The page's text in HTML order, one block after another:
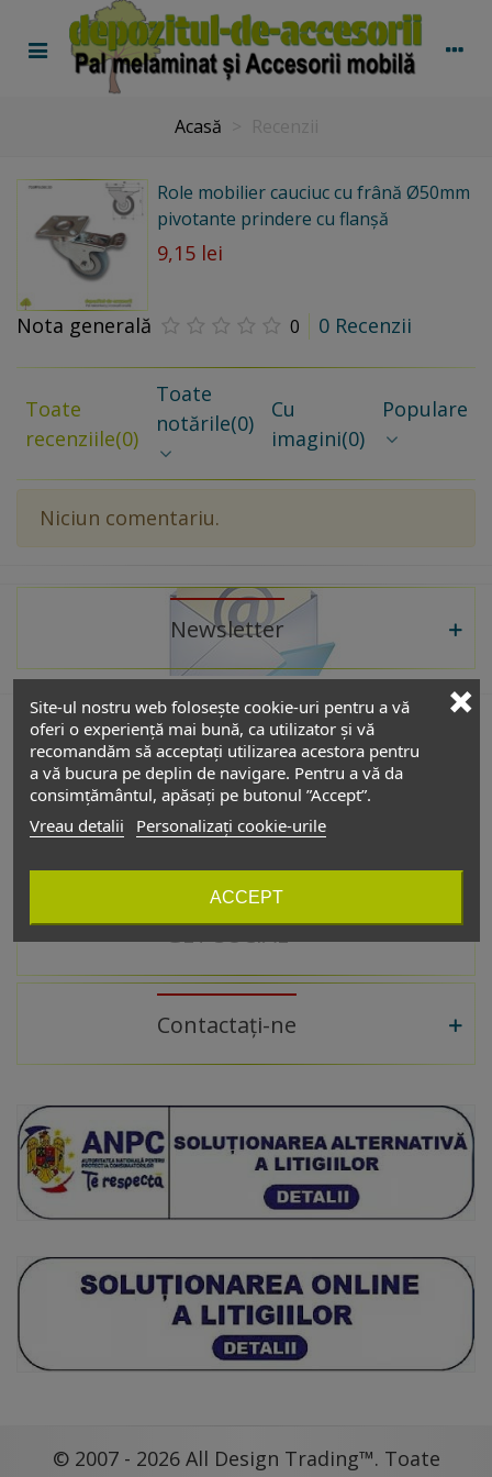
Acasă
Role mobilier cauciuc cu frână Ø50mm
pivotante prindere cu flanșă
9,15 lei
Nota generală 0 0 Recenzii
Toate
recenziile(0)
Toate
notările(0)
Cu
imagini(0)
Populare
Niciun comentariu.
Site-ul nostru web folosește cookie-uri pentru a vă
oferi o experiență mai bună, ca utilizator și vă
recomandăm să acceptați utilizarea acestora pentru
a vă bucura pe deplin de navigare. Pentru a vă da
consimțământul, apăsați pe butonul ”Accept”.
Vreau detalii
Personalizați cookie-urile
ACCEPT
Newsletter
De interes
Catalog
GET SOCIAL
Contactați-ne
© 2007 - 2026 All Design Trading™. Toate